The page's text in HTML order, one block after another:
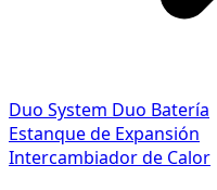
Duo System Duo Batería
Estanque de Expansión
Intercambiador de Calor